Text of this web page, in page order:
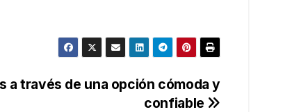
a través de una opción cómoda y
confiable